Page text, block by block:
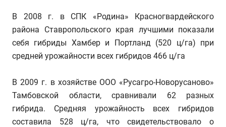
В 2008 г. в СПК «Родина» Красногвардейского
района Ставропольского края лучшими показали
себя гибриды Хамбер и Портланд (520 ц/га) при
средней урожайности всех гибридов 466 ц/га
В 2009 г. в хозяйстве ООО «Русагро-Новорусаново»
Тамбовской области, сравнивали 62 разных
гибрида. Средняя урожайность всех гибридов
составила 528 ц/га, что свидетельствовало о